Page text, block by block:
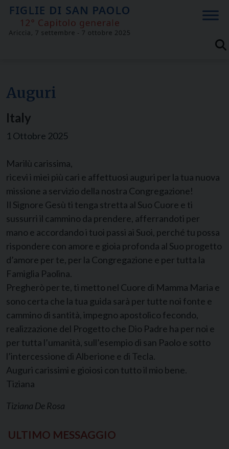
Skip
content
Auguri
Italy
1 Ottobre 2025
Marilù carissima,
ricevi i miei più cari e affettuosi auguri per la tua nuova
missione a servizio della nostra Congregazione!
Il Signore Gesù ti tenga stretta al Suo Cuore e ti
sussurri il cammino da prendere, afferrandoti per
mano e accordando i tuoi passi ai Suoi, perché tu possa
rispondere con amore e gioia profonda al Suo progetto
d’amore per te, per la Congregazione e per tutta la
Famiglia Paolina.
Pregherò per te, ti metto nel Cuore di Mamma Maria e
sono certa che la tua guida sarà per tutte noi fonte e
cammino di santità, impegno apostolico fecondo,
realizzazione del Progetto che Dio Padre ha per noi e
per tutta l’umanità, sull’esempio di san Paolo e sotto
l’intercessione di Alberione e di Tecla.
Auguri carissimi e gioiosi con tutto il mio bene.
Tiziana
Tiziana De Rosa
ULTIMO MESSAGGIO